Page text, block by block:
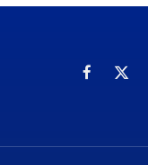
Facebook
X